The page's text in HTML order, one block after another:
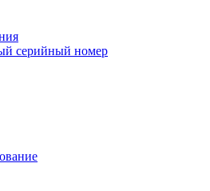
серийный номер